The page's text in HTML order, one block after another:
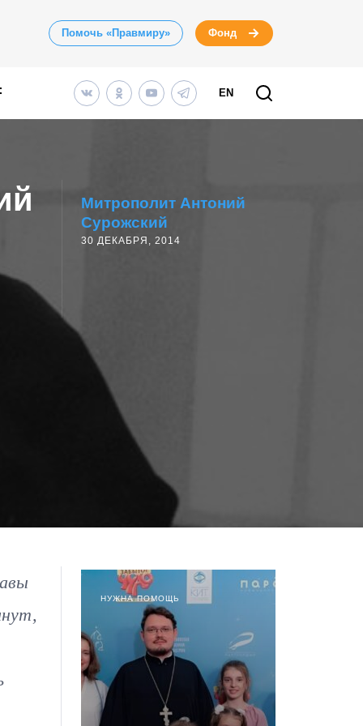
Помочь «Правмиру» Фонд
EN
Митрополит Антоний
Сурожский
30 ДЕКАБРЯ, 2014
НУЖНА ПОМОЩЬ